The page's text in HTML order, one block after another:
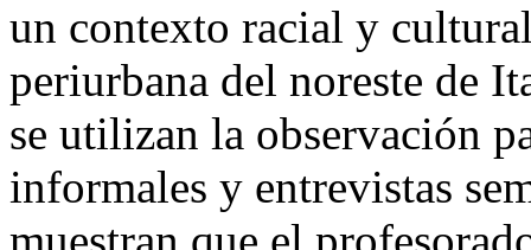
un contexto racial y
periurbana del noreste de
se utilizan la observación
informales y entrevistas